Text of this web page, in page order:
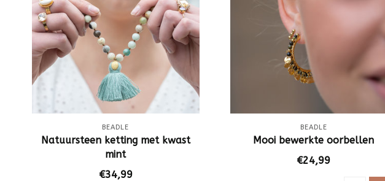
BEADLE
Natuursteen ketting met kwast
mint
€34,99
BEADLE
Mooi bewerkte oorbellen
€24,99